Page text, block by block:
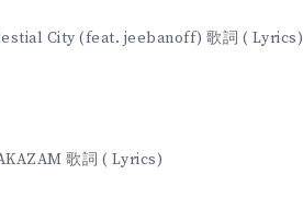
City (feat. jeebanoff) 歌詞 ( Lyrics)
歌詞 ( Lyrics)